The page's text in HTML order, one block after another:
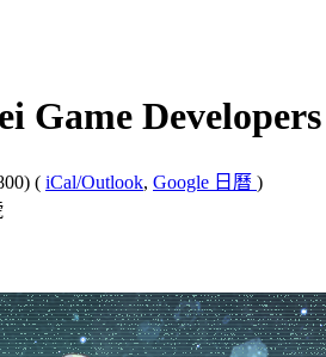
Game
( iCal/Outlook, Google 日曆 )